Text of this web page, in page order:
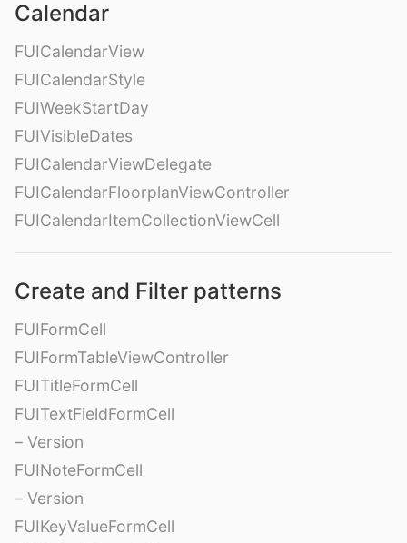
Calendar
FUICalendarView
FUICalendarStyle
FUIWeekStartDay
FUIVisibleDates
FUICalendarViewDelegate
FUICalendarFloorplanViewController
FUICalendarItemCollectionViewCell
Create and Filter patterns
FUIFormCell
FUIFormTableViewController
FUITitleFormCell
FUITextFieldFormCell
– Version
FUINoteFormCell
– Version
FUIKeyValueFormCell